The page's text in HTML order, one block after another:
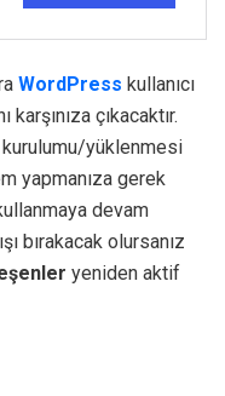
WordPress kullanıcı
karşınıza çıkacaktır.
yüklenmesi
yapmanıza gerek
devam
bırakacak olursanız
yeniden aktif